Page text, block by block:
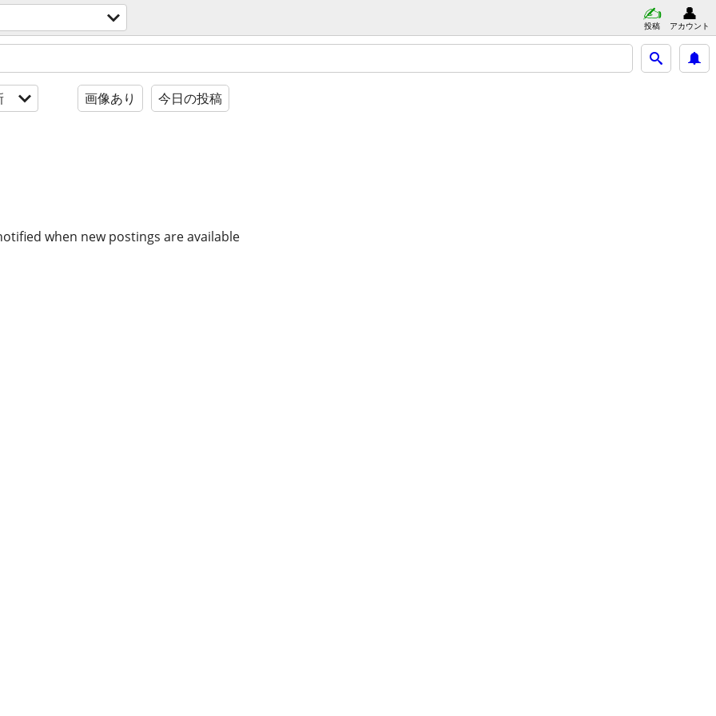
投稿 アカウント
画像あり 今日の投稿
when new postings are available